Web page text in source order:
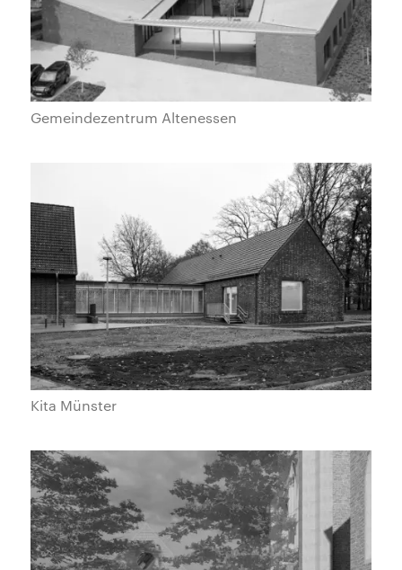
Gemeindezentrum Altenessen
Kita Münster